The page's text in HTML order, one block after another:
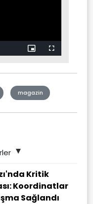
Picture-
in-
Fullscreen
magazin
Kritik
Koordinatlar
Sağlandı